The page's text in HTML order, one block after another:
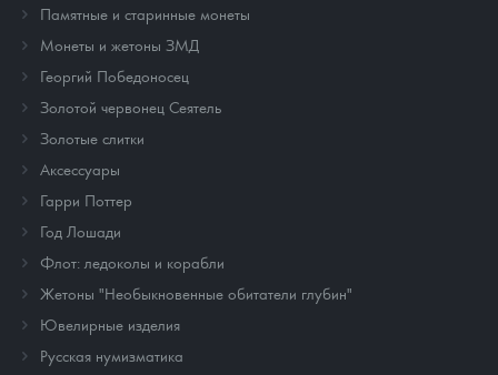
Памятные и старинные монеты
Монеты и жетоны ЗМД
Георгий Победоносец
Золотой червонец Сеятель
Золотые слитки
Аксессуары
Гарри Поттер
Год Лошади
Флот: ледоколы и корабли
Жетоны "Необыкновенные обитатели глубин"
Ювелирные изделия
Русская нумизматика